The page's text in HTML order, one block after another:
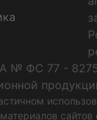
№ ФС 77 -
сайтов